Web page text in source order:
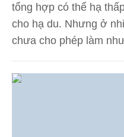
tổng hợp có thể hạ
cho hạ du. Nhưng ở
chưa cho phép làm